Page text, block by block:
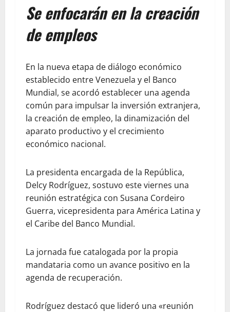
Se enfocarán en la creación
de empleos
En la nueva etapa de diálogo económico
establecido entre Venezuela y el Banco
Mundial, se acordó establecer una agenda
común para impulsar la inversión extranjera,
la creación de empleo, la dinamización del
aparato productivo y el crecimiento
económico nacional.
La presidenta encargada de la República,
Delcy Rodríguez, sostuvo este viernes una
reunión estratégica con Susana Cordeiro
Guerra, vicepresidenta para América Latina y
el Caribe del Banco Mundial.
La jornada fue catalogada por la propia
mandataria como un avance positivo en la
agenda de recuperación.
Rodríguez destacó que lideró una «reunión